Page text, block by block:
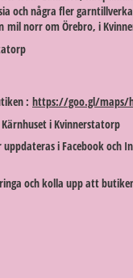
och några fler
mil norr om Örebro, i
: https://goo.gl/maps/
i Kvinnerstatorp
i Facebook och
och kolla upp att